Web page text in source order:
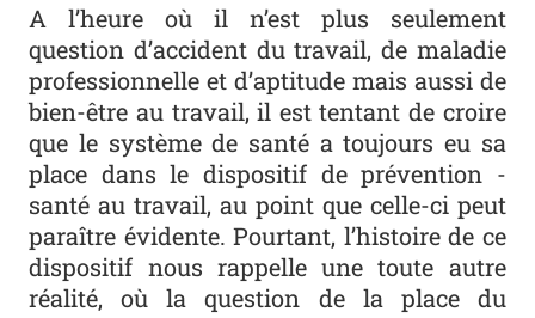
A l’heure où il n’est plus seulement
question d’accident du travail, de maladie
professionnelle et d’aptitude mais aussi de
bien-être au travail, il est tentant de croire
que le système de santé a toujours eu sa
place dans le dispositif de prévention -
santé au travail, au point que celle-ci peut
paraître évidente. Pourtant, l’histoire de ce
dispositif nous rappelle une toute autre
réalité, où la question de la place du